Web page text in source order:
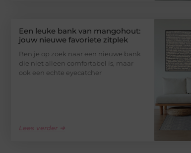
Een leuke bank van mangohout:
jouw nieuwe favoriete zitplek
Ben je op zoek naar een nieuwe bank
die niet alleen comfortabel is, maar
ook een echte eyecatcher
Lees verder ➜